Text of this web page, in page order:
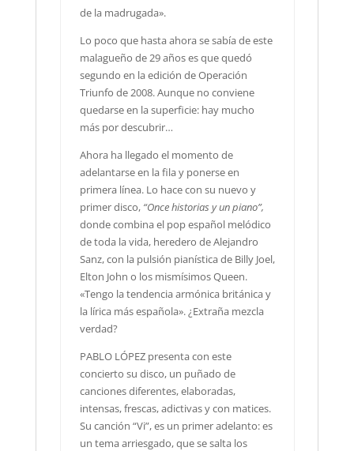
de la madrugada».
Lo poco que hasta ahora se sabía de este
malagueño de 29 años es que quedó
segundo en la edición de Operación
Triunfo de 2008. Aunque no conviene
quedarse en la superficie: hay mucho
más por descubrir…
Ahora ha llegado el momento de
adelantarse en la fila y ponerse en
primera línea. Lo hace con su nuevo y
primer disco, “Once historias y un piano”,
donde combina el pop español melódico
de toda la vida, heredero de Alejandro
Sanz, con la pulsión pianística de Billy Joel,
Elton John o los mismísimos Queen.
«Tengo la tendencia armónica británica y
la lírica más española». ¿Extraña mezcla
verdad?
PABLO LÓPEZ presenta con este
concierto su disco, un puñado de
canciones diferentes, elaboradas,
intensas, frescas, adictivas y con matices.
Su canción “Vi”, es un primer adelanto: es
un tema arriesgado, que se salta los